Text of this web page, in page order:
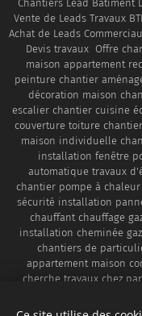
Chantiers Lead Bâtiment
Vente de Leads Travaux
Achat de Leads
Devis travaux Offre
maison appartement
peinture chantier
décoration maison
escalier chantier cuisine
couverture toiture
maison individuelle
installation fenêtre
automatique travaux
chantier pompe à
sécurité installation
chauffant chauffage
installation cheminée
chantiers de
appartement maison
cherche travaux chez
travaux pas cher, leads
particuliers cherche